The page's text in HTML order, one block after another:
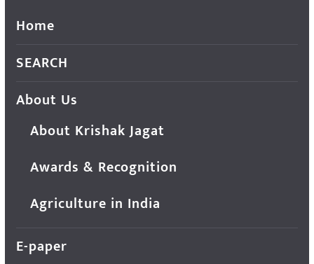
Home
SEARCH
About Us
About Krishak Jagat
Awards & Recognition
Agriculture in India
E-paper